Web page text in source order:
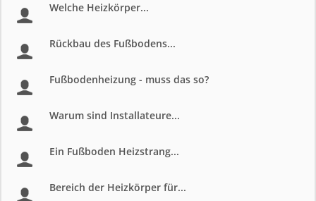
Welche Heizkörper...
Rückbau des Fußbodens...
Fußbodenheizung - muss das so?
Warum sind Installateure...
Ein Fußboden Heizstrang...
Bereich der Heizkörper für...